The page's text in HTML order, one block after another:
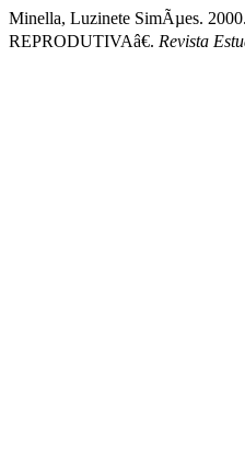
Minella, Luzinete SimÃµes.
REPRODUTIVAâ€. Revista